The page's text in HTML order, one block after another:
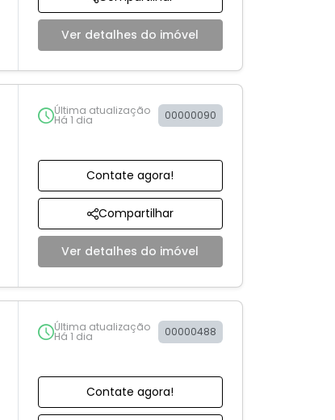
Ver detalhes do imóvel
Última atualização
Há 1 dia 00000090
Contate agora!
Compartilhar
Ver detalhes do imóvel
Última atualização
Há 1 dia 00000488
Contate agora!